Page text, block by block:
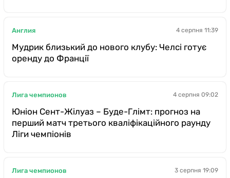
Англия 4 серпня 11:39
Мудрик близький до нового клубу: Челсі готує
оренду до Франції
Лига чемпионов 4 серпня 09:02
Юніон Сент-Жілуаз – Буде-Глімт: прогноз на
перший матч третього кваліфікаційного раунду
Ліги чемпіонів
Лига чемпионов 3 серпня 19:09